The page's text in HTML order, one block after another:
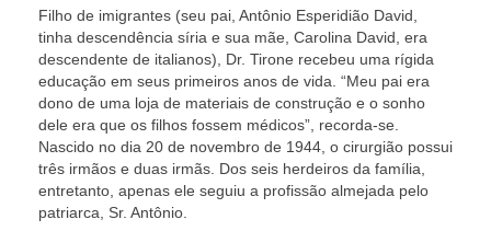
Filho de imigrantes (seu pai, Antônio Esperidião David,
tinha descendência síria e sua mãe, Carolina David, era
descendente de italianos), Dr. Tirone recebeu uma rígida
educação em seus primeiros anos de vida. “Meu pai era
dono de uma loja de materiais de construção e o sonho
dele era que os filhos fossem médicos”, recorda-se.
Nascido no dia 20 de novembro de 1944, o cirurgião possui
três irmãos e duas irmãs. Dos seis herdeiros da família,
entretanto, apenas ele seguiu a profissão almejada pelo
patriarca, Sr. Antônio.